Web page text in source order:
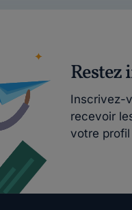
Restez
Inscrivez-
recevoir
votre profil